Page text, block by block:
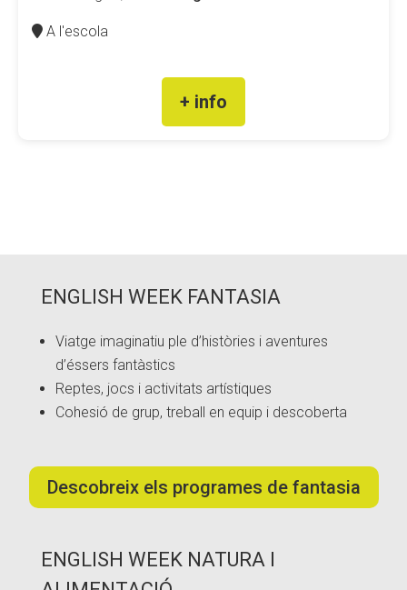
A l'escola
+ info
ENGLISH WEEK FANTASIA
Viatge imaginatiu ple d’històries i aventures
d’éssers fantàstics
Reptes, jocs i activitats artístiques
Cohesió de grup, treball en equip i descoberta
Descobreix els programes de fantasia
ENGLISH WEEK NATURA I